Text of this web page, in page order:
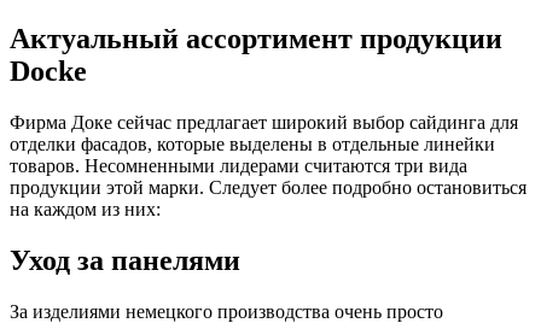
Актуальный ассортимент продукции
Docke
Фирма Доке сейчас предлагает широкий выбор сайдинга для
отделки фасадов, которые выделены в отдельные линейки
товаров. Несомненными лидерами считаются три вида
продукции этой марки. Следует более подробно остановиться
на каждом из них:
Уход за панелями
За изделиями немецкого производства очень просто